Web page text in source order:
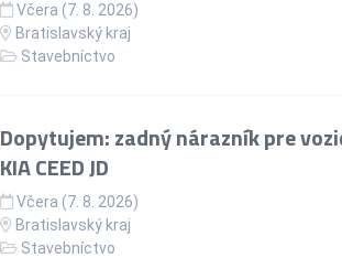
Včera (7. 8. 2026)
Bratislavský kraj
Stavebníctvo
Dopytujem: zadný nárazník pre
KIA CEED JD
Včera (7. 8. 2026)
Bratislavský kraj
Stavebníctvo